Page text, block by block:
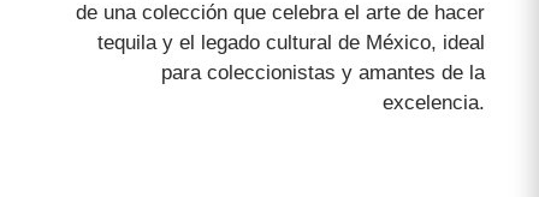
de una colección que celebra el arte de hacer
tequila y el legado cultural de México, ideal
para coleccionistas y amantes de la
excelencia.